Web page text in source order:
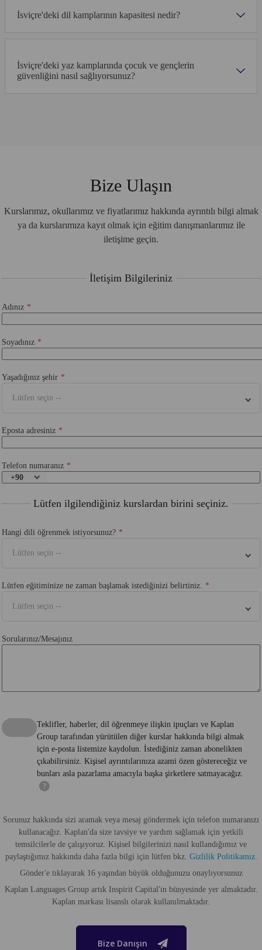
İsviçre'deki dil kamplarının kapasitesi nedir?
İsviçre'deki yaz kamplarında çocuk ve gençlerin
güvenliğini nasıl sağlıyorsunuz?
Bize Ulaşın
Kurslarımız, okullarımız ve fiyatlarımız hakkında ayrıntılı bilgi almak
ya da kurslarımıza kayıt olmak için eğitim danışmanlarımız ile
iletişime geçin.
İletişim Bilgileriniz
Adınız
Soyadınız
Yaşadığınız şehir
Lütfen seçin --
Eposta adresiniz
Telefon numaranız
+90
Lütfen ilgilendiğiniz kurslardan birini seçiniz.
Hangi dili öğrenmek istiyorsunuz?
Lütfen seçin --
Lütfen eğitiminize ne zaman başlamak istediğinizi belirtiniz.
Lütfen seçin --
Sorularınız/Mesajınız
Teklifler, haberler, dil öğrenmeye ilişkin ipuçları ve Kaplan
Group tarafından yürütülen diğer kurslar hakkında bilgi almak
için e-posta listemize kaydolun. İstediğiniz zaman abonelikten
çıkabilirsiniz. Kişisel ayrıntılarınıza azami özen göstereceğiz ve
bunları asla pazarlama amacıyla başka şirketlere satmayacağız.
?
Sorunuz hakkında sizi aramak veya mesaj göndermek için telefon numaranızı
kullanacağız. Kaplan'da size tavsiye ve yardım sağlamak için yetkili
temsilcilerle de çalışıyoruz. Kişisel bilgilerinizi nasıl kullandığımız ve
paylaştığımız hakkında daha fazla bilgi için lütfen bkz. Gizlilik Politikamız.
Gönder'e tıklayarak 16 yaşından büyük olduğunuzu onaylıyorsunuz
Kaplan Languages Group artık Inspirit Capital'in bünyesinde yer almaktadır.
Kaplan markası lisanslı olarak kullanılmaktadır.
Bize Danışın